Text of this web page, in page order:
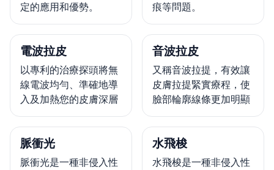
定的應用和優勢。
痕等問題。
電波拉皮
以專利的治療探頭將無
線電波均勻、準確地導
入及加熱您的皮膚深層
音波拉皮
又稱音波拉提，有效讓
皮膚拉提緊實療程，使
臉部輪廓線條更加明顯
脈衝光
脈衝光是一種非侵入性
水飛梭
水飛梭是一種非侵入性